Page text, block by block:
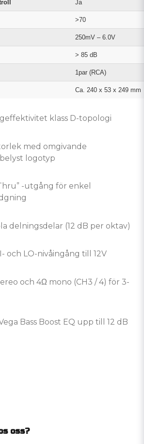
Ja
>70
250mV – 6.0V
> 85 dB
1par (RCA)
Ca. 240 x 53 x 249 mm
klass D-topologi
med omgivande
logotyp
Thru” -utgång för enkel
delningsdelar (12 dB per oktav)
och LO-nivåingång till 12V
och 4Ω mono (CH3 / 4) för 3-
Bass Boost EQ upp till 12 dB
oss?